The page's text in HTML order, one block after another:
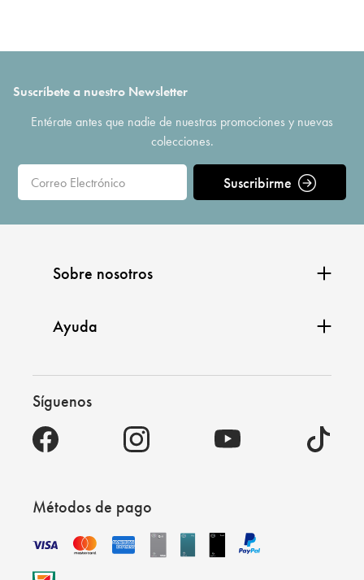
Suscríbete a nuestro Newsletter
Entérate antes que nadie de nuestras promociones y nuevas
colecciones.
Suscribirme
Sobre nosotros
Ayuda
Síguenos
Métodos de pago